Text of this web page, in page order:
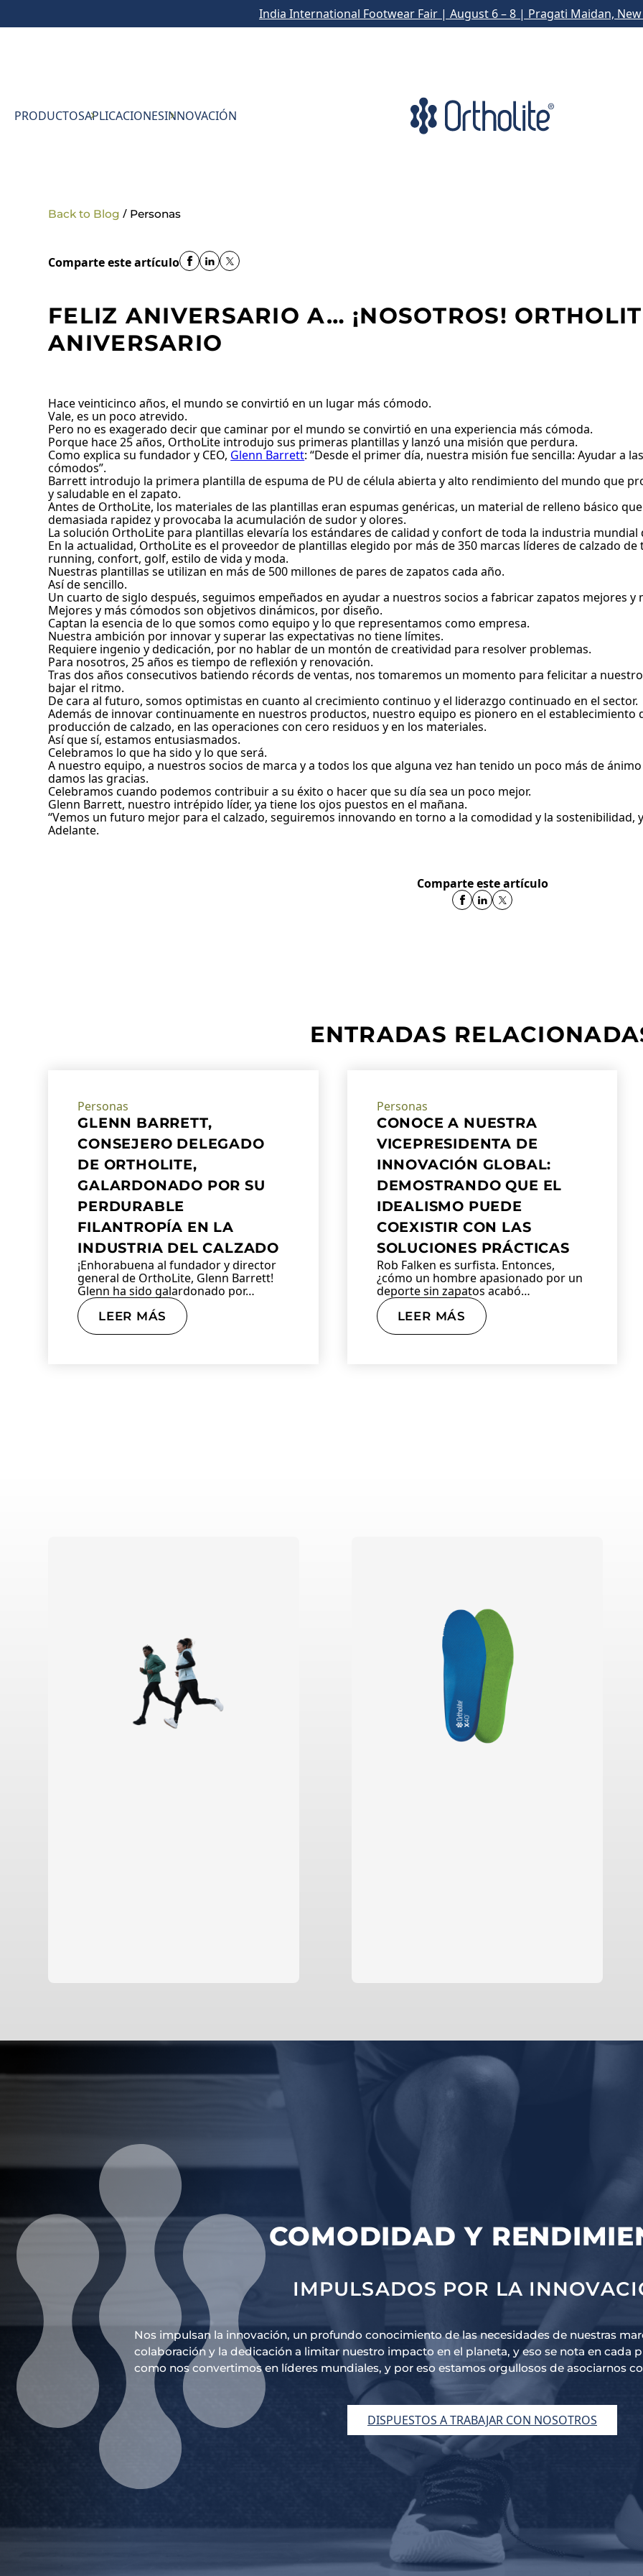
India International Footwear Fair | August 6 – 8 | Pragati Maidan,
PRODUCTOSAPLICACIONESINNOVACIÓN
Back to Blog / Personas
Comparte este artículo
FELIZ ANIVERSARIO A… ¡NOSOTROS!
ANIVERSARIO
Hace veinticinco años, el mundo se convirtió en un lugar más cómodo.
Vale, es un poco atrevido.
Pero no es exagerado decir que caminar por el mundo se convirtió en una experiencia más cómoda.
Porque hace 25 años, OrthoLite introdujo sus primeras plantillas y lanzó una misión que perdura.
Como explica su fundador y CEO, Glenn Barrett: “Desde el primer día, nuestra misión fue sencilla: Ayudar a
cómodos”.
Barrett introdujo la primera plantilla de espuma de PU de célula abierta y alto rendimiento del mundo que
y saludable en el zapato.
Antes de OrthoLite, los materiales de las plantillas eran espumas genéricas, un material de relleno básico
demasiada rapidez y provocaba la acumulación de sudor y olores.
La solución OrthoLite para plantillas elevaría los estándares de calidad y confort de toda la industria mundial
En la actualidad, OrthoLite es el proveedor de plantillas elegido por más de 350 marcas líderes de calzado
running, confort, golf, estilo de vida y moda.
Nuestras plantillas se utilizan en más de 500 millones de pares de zapatos cada año.
Así de sencillo.
Un cuarto de siglo después, seguimos empeñados en ayudar a nuestros socios a fabricar zapatos mejores y
Mejores y más cómodos son objetivos dinámicos, por diseño.
Captan la esencia de lo que somos como equipo y lo que representamos como empresa.
Nuestra ambición por innovar y superar las expectativas no tiene límites.
Requiere ingenio y dedicación, por no hablar de un montón de creatividad para resolver problemas.
Para nosotros, 25 años es tiempo de reflexión y renovación.
Tras dos años consecutivos batiendo récords de ventas, nos tomaremos un momento para felicitar a
bajar el ritmo.
De cara al futuro, somos optimistas en cuanto al crecimiento continuo y el liderazgo continuado en el sector.
Además de innovar continuamente en nuestros productos, nuestro equipo es pionero en el establecimiento
producción de calzado, en las operaciones con cero residuos y en los materiales.
Así que sí, estamos entusiasmados.
Celebramos lo que ha sido y lo que será.
A nuestro equipo, a nuestros socios de marca y a todos los que alguna vez han tenido un poco más de
damos las gracias.
Celebramos cuando podemos contribuir a su éxito o hacer que su día sea un poco mejor.
Glenn Barrett, nuestro intrépido líder, ya tiene los ojos puestos en el mañana.
“Vemos un futuro mejor para el calzado, seguiremos innovando en torno a la comodidad y la
Adelante.
Comparte este artículo
ENTRADAS
Personas
GLENN BARRETT,
CONSEJERO DELEGADO
DE ORTHOLITE,
GALARDONADO POR SU
PERDURABLE
FILANTROPÍA EN LA
INDUSTRIA DEL CALZADO
¡Enhorabuena al fundador y director
general de OrthoLite, Glenn Barrett!
Glenn ha sido galardonado por…
LEER MÁS
Personas
CONOCE A NUESTRA
VICEPRESIDENTA DE
INNOVACIÓN GLOBAL:
DEMOSTRANDO QUE EL
IDEALISMO PUEDE
COEXISTIR CON LAS
SOLUCIONES PRÁCTICAS
Rob Falken es surfista. Entonces,
¿cómo un hombre apasionado por un
deporte sin zapatos acabó…
LEER MÁS
COMODIDAD Y
IMPULSADOS POR LA
Nos impulsan la innovación, un profundo conocimiento de las necesidades de nuestras
colaboración y la dedicación a limitar nuestro impacto en el planeta, y eso se nota en cada
como nos convertimos en líderes mundiales, y por eso estamos orgullosos de asociarnos
DISPUESTOS A TRABAJAR CON NOSOTROS